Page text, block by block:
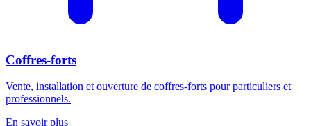
Coffres-forts
Vente, installation et ouverture de coffres-forts pour particuliers et
professionnels.
En savoir plus